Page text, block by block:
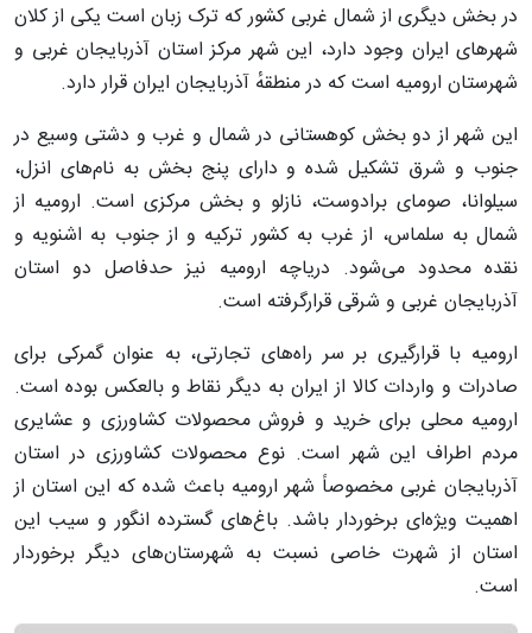
در بخش دیگری از شمال غربی کشور که ترک زبان است یکی از کلان
شهر‌های ایران وجود دارد، این شهر مرکز استان آذربایجان غربی و
شهرستان ارومیه است که در منطقهٔ آذربایجان ایران قرار دارد.
این شهر از دو بخش کوهستانی در شمال و غرب و دشتی وسیع در
جنوب و شرق تشکیل شده و دارای پنج بخش به نام‌های انزل،
سیلوانا، صومای برادوست، نازلو و بخش مرکزی است. ارومیه از
شمال به سلماس، از غرب به کشور ترکیه و از جنوب به اشنویه و
نقده محدود می‌شود. دریاچه ارومیه نیز حدفاصل دو استان
آذربایجان غربی و شرقی قرارگرفته است.
ارومیه با قرارگیری بر سر راه‌های تجارتی، به عنوان گمرکی برای
صادرات و واردات کالا از ایران به دیگر نقاط و بالعکس بوده است.
ارومیه محلی برای خرید و فروش محصولات کشاورزی و عشایری
مردم اطراف این شهر است. نوع محصولات کشاورزی در استان
آذربایجان غربی مخصوصاً شهر ارومیه باعث شده که این استان از
اهمیت ویژه‌ای برخوردار باشد. باغ‌های گسترده انگور و سیب این
استان از شهرت خاصی نسبت به شهرستان‌های دیگر برخوردار
است.